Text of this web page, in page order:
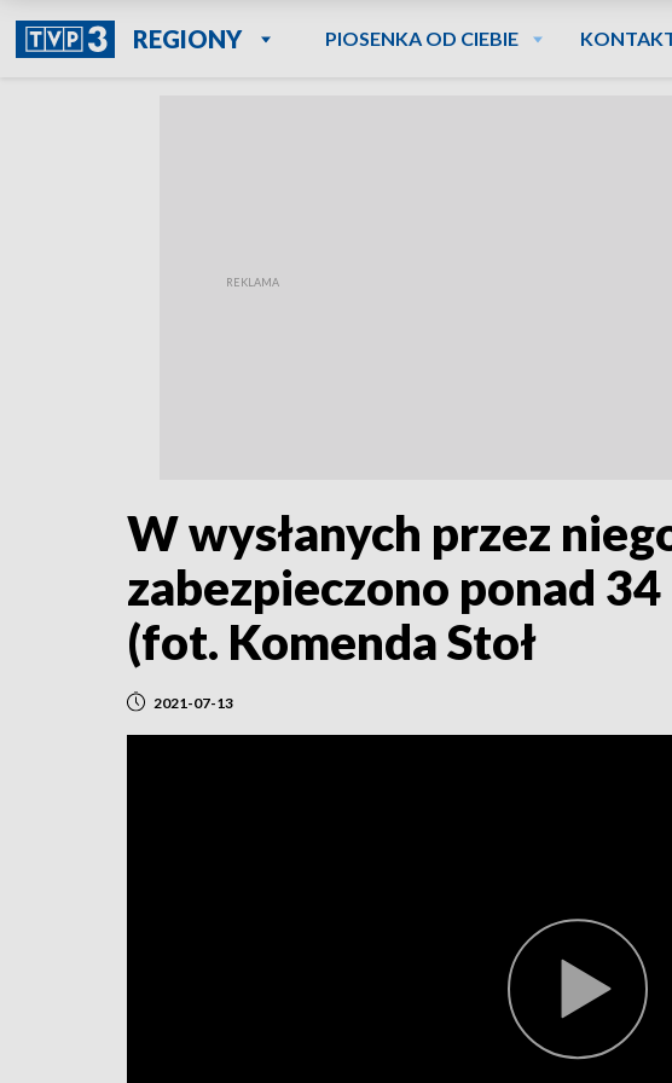
REGIONY PIOSENKA OD CIEBIE
W wysłanych przez
zabezpieczono ponad
(fot. Komenda Stoł
2021-07-13